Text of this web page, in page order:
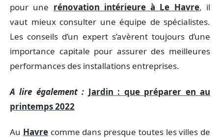
pour une rénovation intérieure à Le Havre, il
vaut mieux consulter une équipe de spécialistes.
Les conseils d’un expert s’avèrent toujours d’une
importance capitale pour assurer des meilleures
performances des installations entreprises.
A lire également : Jardin : que préparer en au
printemps 2022
Au Havrecomme dans presque toutes les villes de